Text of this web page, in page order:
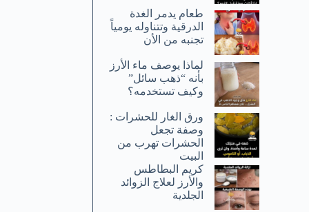
طعام يدمر الغدة
الدرقية وتتناوله يومياً
تجنبه من الأن
لماذا يوصف ماء الأرز
بأنه “ذهب سائل”
وكيف تستخدمه؟
ورق الغار للحشرات :
وصفة تجعل
الحشرات تهرب من
البيت
كريم البطاطس
والأرز لعلاج الزوائد
الجلدية